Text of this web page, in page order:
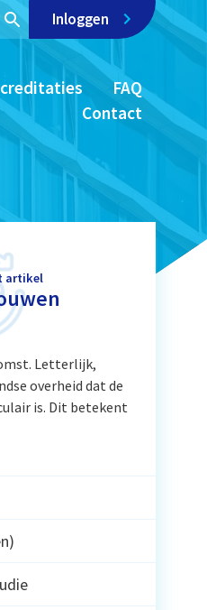
Inloggen
FAQ
Contact
artikel
Letterlijk,
overheid dat de
is. Dit betekent